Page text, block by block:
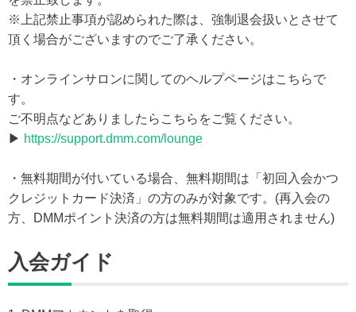
※上記禁止事項が認められた際は、強制退会扱いとさせて
頂く場合がございますのでご了承ください。
・オンラインサロンに関してのヘルプページはこちらで
す。
ご不明点などありましたらこちらをご覧ください。
▶ https://support.dmm.com/lounge
・無料期間が付いている場合、無料期間は「初回入会かつ
クレジットカード決済」の方のみが対象です。(再入会の
方、DMMポイント決済の方は無料期間は適用されません)
入会ガイド